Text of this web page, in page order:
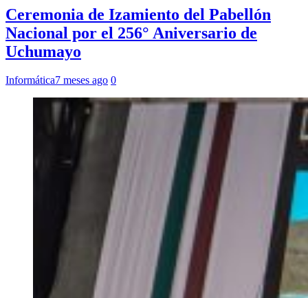
Ceremonia de Izamiento del Pabellón
Nacional por el 256° Aniversario de
Uchumayo
Informática7 meses ago 0